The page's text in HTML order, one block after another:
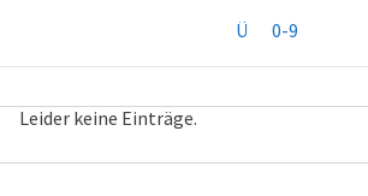
Ü
0-9
Leider keine Einträge.